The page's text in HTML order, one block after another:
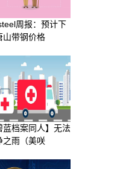
周报：预计下
山带钢价格
蓝档案同人】无法
之雨（美咲